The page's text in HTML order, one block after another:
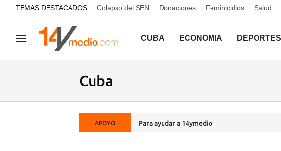
common.go-to-content
TEMAS DESTACADOS Colapso del SEN Donaciones Feminicidios Salud
Navegación CUBA ECONOMÍA DEPORTES
Cuba
APOYO Para ayudar a 14ymedio